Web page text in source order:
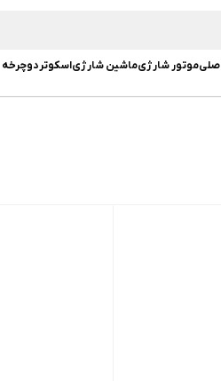
موتور شارژیماشین شارژیاسکوتردوچرخه